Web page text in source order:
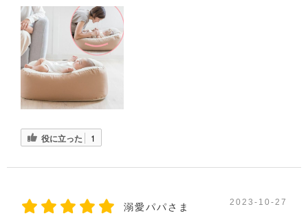
役に立った 1
溺愛パパさま 2023-10-27